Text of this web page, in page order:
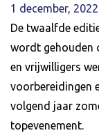
1 december, 2022
De twaalfde
wordt gehouden
en vrijwilligers
voorbereidingen
volgend jaar
topevenement.